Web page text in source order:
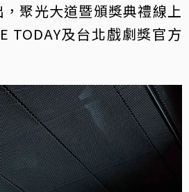
聚光大道暨頒獎典禮線上
TODAY及台北戲劇獎官方